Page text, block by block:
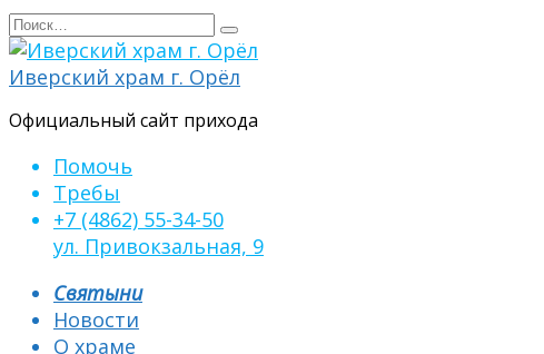
Перейти
к
содержанию
Search
for:
Иверский храм г. Орёл
Официальный сайт прихода
Помочь
Требы
+7 (4862) 55-34-50
ул. Привокзальная, 9
Святыни
Новости
О храме